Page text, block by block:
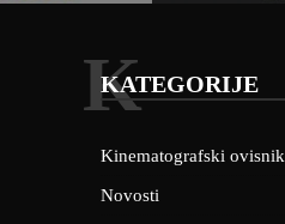
KATEGORIJE
K
Kinematografski ovisnik
Novosti